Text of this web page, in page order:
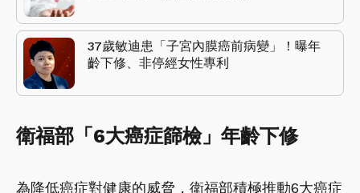
37歲敏迪患「子宮內膜癌前病變」！曝年
齡下修、非停經女性專利
衛福部「6大癌症篩檢」年齡下修
為降低癌症對健康的威脅，衛福部積極推動6大癌症